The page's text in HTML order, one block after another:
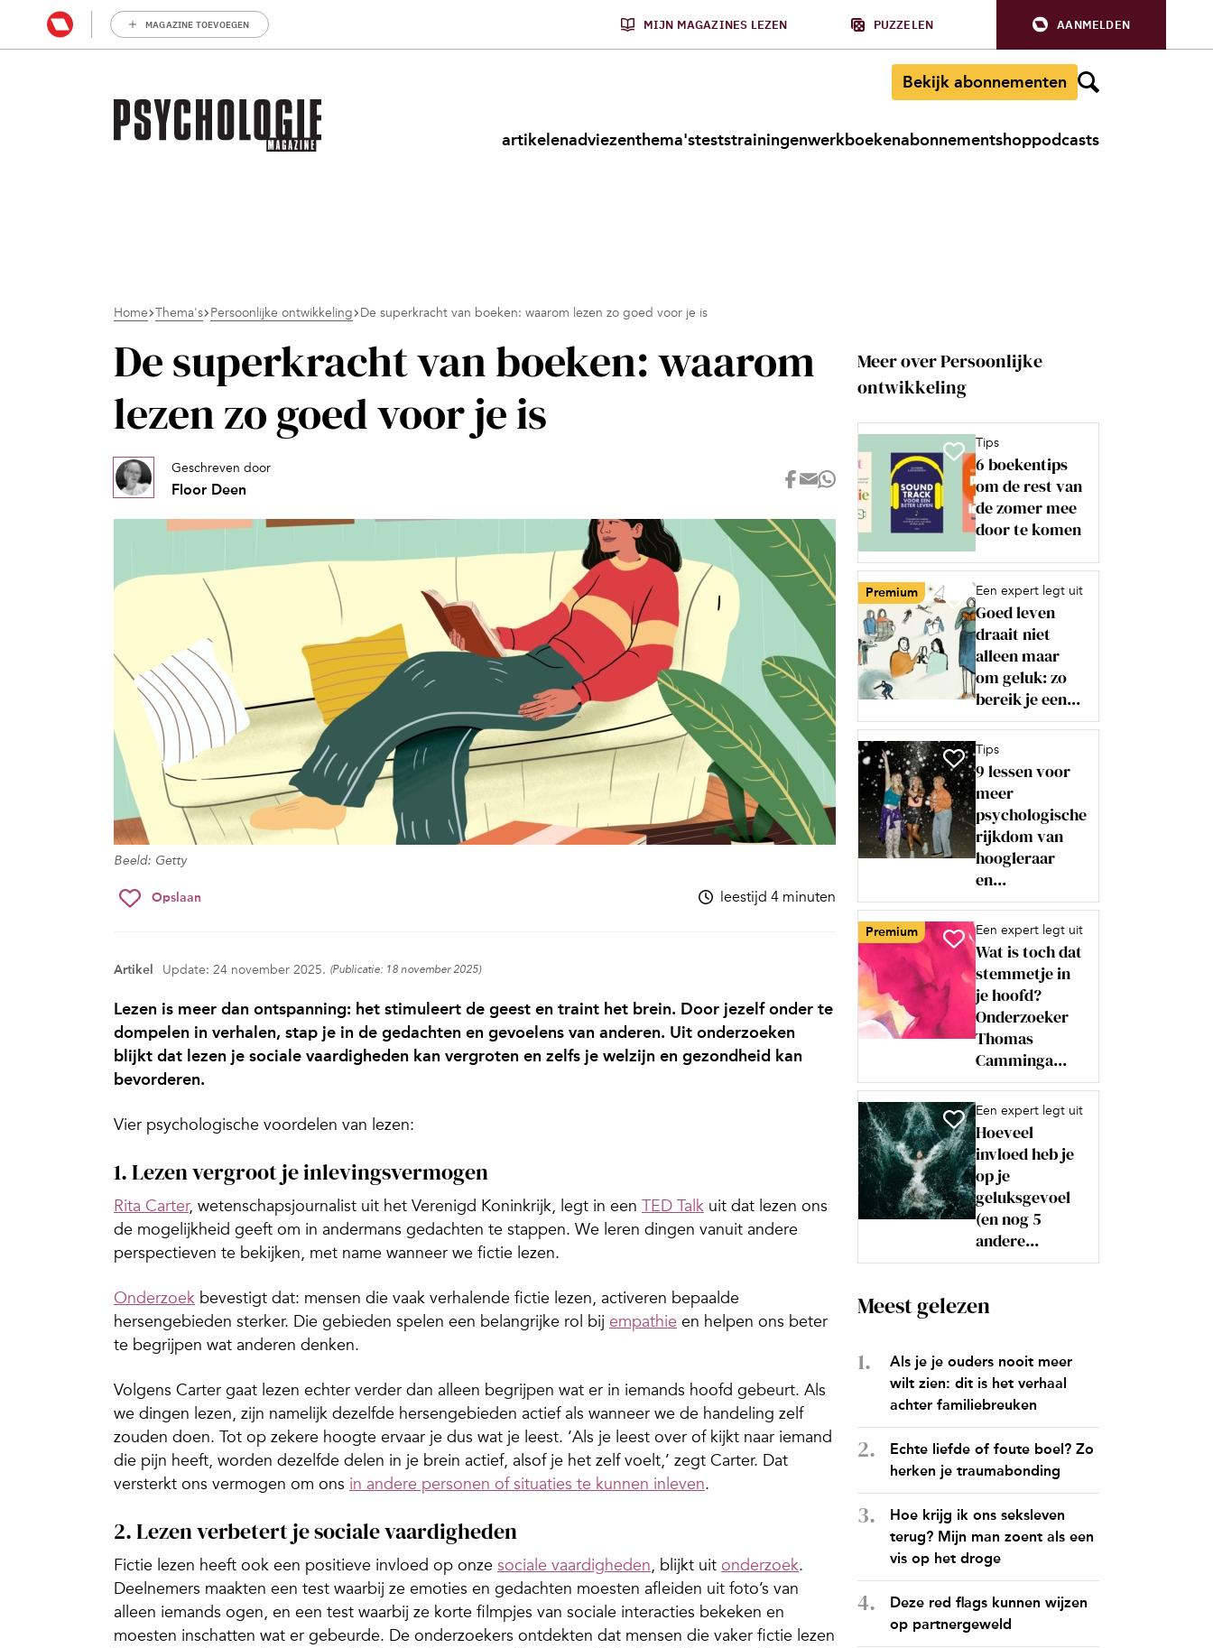
MAGAZINE TOEVOEGEN MIJN MAGAZINES LEZEN PUZZELEN AANMELDEN
Bekijk abonnementen
artikelenadviezenthema'steststrainingenwerkboekenabonnementshoppodcasts
Home Thema's Persoonlijke ontwikkeling De superkracht van boeken: waarom lezen zo goed voor je is
De superkracht van boeken: waarom
lezen zo goed voor je is
Geschreven door
Floor Deen
Beeld: Getty
Opslaan leestijd 4 minuten
Artikel Update: 24 november 2025. (Publicatie: 18 november 2025)
Lezen is meer dan ontspanning: het stimuleert de geest en traint het brein. Door jezelf onder te
dompelen in verhalen, stap je in de gedachten en gevoelens van anderen. Uit onderzoeken
blijkt dat lezen je sociale vaardigheden kan vergroten en zelfs je welzijn en gezondheid kan
bevorderen.
Vier psychologische voordelen van lezen:
1. Lezen vergroot je inlevingsvermogen
Rita Carter, wetenschapsjournalist uit het Verenigd Koninkrijk, legt in een TED Talk uit dat lezen ons
de mogelijkheid geeft om in andermans gedachten te stappen. We leren dingen vanuit andere
perspectieven te bekijken, met name wanneer we fictie lezen.
Onderzoek bevestigt dat: mensen die vaak verhalende fictie lezen, activeren bepaalde
hersengebieden sterker. Die gebieden spelen een belangrijke rol bij empathie en helpen ons beter
te begrijpen wat anderen denken.
Volgens Carter gaat lezen echter verder dan alleen begrijpen wat er in iemands hoofd gebeurt. Als
we dingen lezen, zijn namelijk dezelfde hersengebieden actief als wanneer we de handeling zelf
zouden doen. Tot op zekere hoogte ervaar je dus wat je leest. ‘Als je leest over of kijkt naar iemand
die pijn heeft, worden dezelfde delen in je brein actief, alsof je het zelf voelt,’ zegt Carter. Dat
versterkt ons vermogen om ons in andere personen of situaties te kunnen inleven.
2. Lezen verbetert je sociale vaardigheden
Fictie lezen heeft ook een positieve invloed op onze sociale vaardigheden, blijkt uit onderzoek.
Deelnemers maakten een test waarbij ze emoties en gedachten moesten afleiden uit foto’s van
alleen iemands ogen, en een test waarbij ze korte filmpjes van sociale interacties bekeken en
moesten inschatten wat er gebeurde. De onderzoekers ontdekten dat mensen die vaker fictie lezen
Meer over Persoonlijke
ontwikkeling
Tips
6 boekentips
om de rest van
de zomer mee
door te komen
Premium Een expert legt uit
Goed leven
draait niet
alleen maar
om geluk: zo
bereik je een...
Tips
9 lessen voor
meer
psychologische
rijkdom van
hoogleraar
en...
Premium Een expert legt uit
Wat is toch dat
stemmetje in
je hoofd?
Onderzoeker
Thomas
Camminga...
Een expert legt uit
Hoeveel
invloed heb je
op je
geluksgevoel
(en nog 5
andere...
Meest gelezen
Als je je ouders nooit meer
wilt zien: dit is het verhaal
achter familiebreuken
Echte liefde of foute boel? Zo
herken je traumabonding
Hoe krijg ik ons seksleven
terug? Mijn man zoent als een
vis op het droge
Deze red flags kunnen wijzen
op partnergeweld